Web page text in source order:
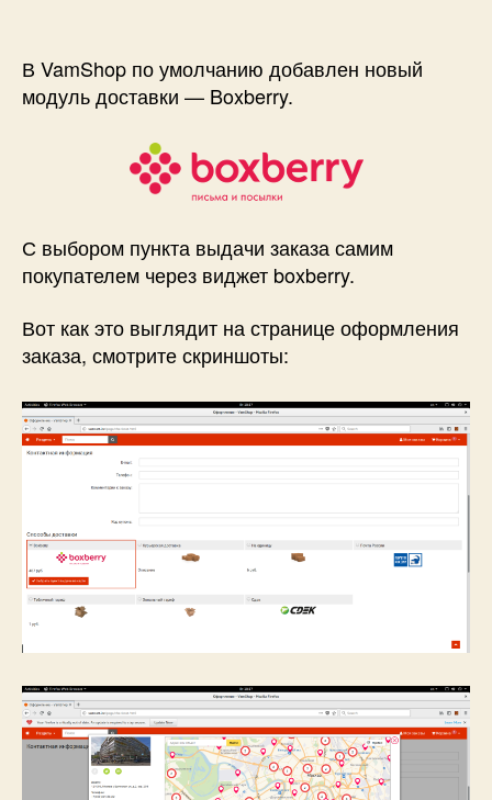
новый
модуль
Boxberry!
В VamShop по умолчанию добавлен новый
модуль доставки — Boxberry.
С выбором пункта выдачи заказа самим
покупателем через виджет boxberry.
Вот как это выглядит на странице оформления
заказа, смотрите скриншоты: